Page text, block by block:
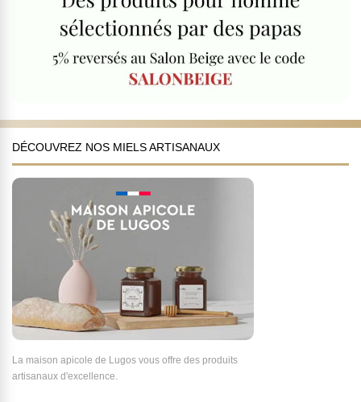
DÉCOUVREZ NOS MIELS ARTISANAUX
La maison apicole de Lugos vous offre des produits
artisanaux d'excellence.